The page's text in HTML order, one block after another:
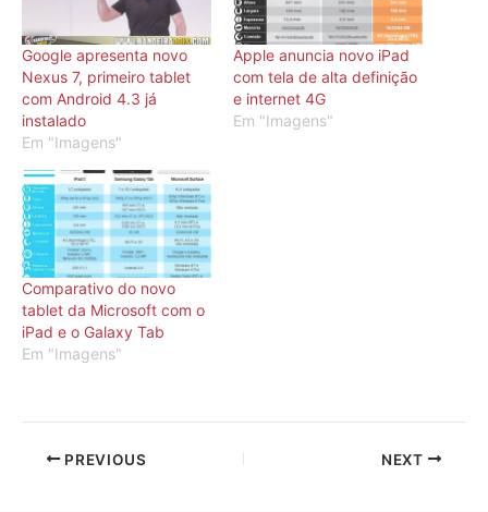
Google apresenta novo
Nexus 7, primeiro tablet
com Android 4.3 já
instalado
Em "Imagens"
Apple anuncia novo iPad
com tela de alta definição
e internet 4G
Em "Imagens"
Comparativo do novo
tablet da Microsoft com o
iPad e o Galaxy Tab
Em "Imagens"
PREVIOUS NEXT